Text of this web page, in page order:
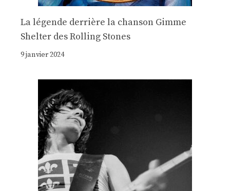
La légende derrière la chanson Gimme
Shelter des Rolling Stones
9 janvier 2024